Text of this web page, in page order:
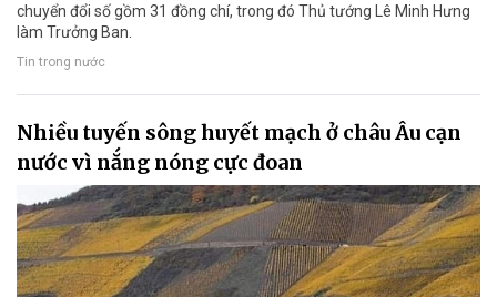
chuyển đổi số gồm 31 đồng chí, trong đó Thủ tướng Lê Minh Hưng
làm Trưởng Ban.
Tin trong nước
Nhiều tuyến sông huyết mạch ở châu Âu cạn
nước vì nắng nóng cực đoan